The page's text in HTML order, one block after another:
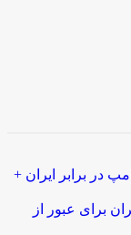
در برابر ایران +
برای عبور از